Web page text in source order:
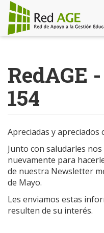
contenido
principal
RedAGE
154
Apreciadas y apreciados
Junto con saludarles
nuevamente para
de nuestra Newsletter
de Mayo.
Les enviamos estas
resulten de su interés.